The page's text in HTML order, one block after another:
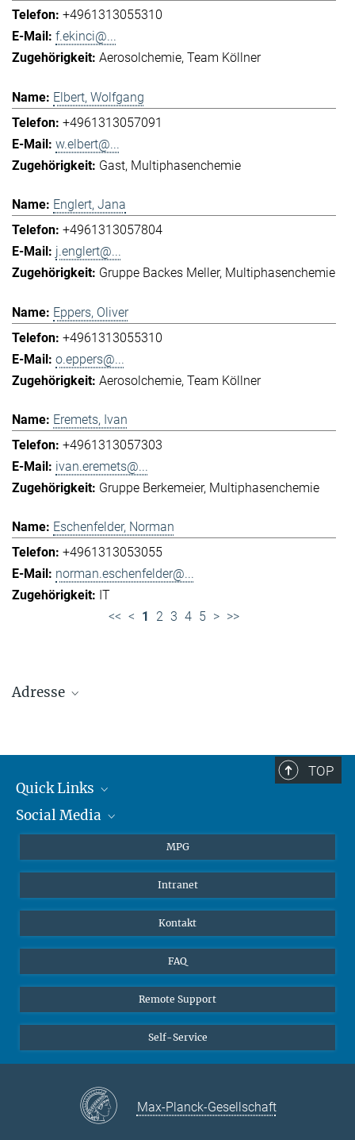
+4961313055310
f.ekinci@...
Aerosolchemie Team Köllner
Elbert, Wolfgang
+4961313057091
w.elbert@...
Gast Multiphasenchemie
Englert, Jana
+4961313057804
j.englert@...
Gruppe Backes Meller Multiphasenchemie
Eppers, Oliver
+4961313055310
o.eppers@...
Aerosolchemie Team Köllner
Eremets, Ivan
+4961313057303
ivan.eremets@...
Gruppe Berkemeier Multiphasenchemie
Eschenfelder, Norman
+4961313053055
norman.eschenfelder@...
IT
<< < 1 2 3 4 5 > >>
Adresse
+49 6131 305-1309
Hahn-Meitner-Weg 1, 55128 Mainz
TOP
Quick Links
Journalisten
Alumni
Social Media
Facebook
Instagram
YouTube
MPG
Intranet
Kontakt
FAQ
Remote Support
Self-Service
Max-Planck-Gesellschaft